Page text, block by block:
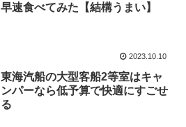
早速食べてみた【結構うまい】
2023.10.10
東海汽船の大型客船2等室はキャ
ンパーなら低予算で快適にすごせ
る